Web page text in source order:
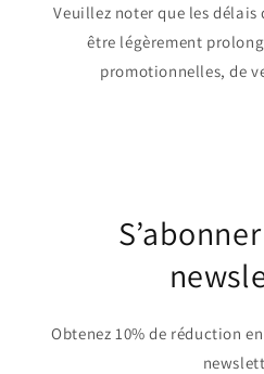
Veuillez noter que les
être légèrement
promotionnelles, de
Obtenez 10% de réduction